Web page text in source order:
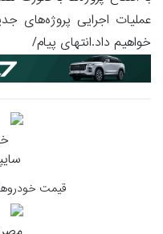
عملیات اجرایی پروژه‌های
خواهیم داد.انتهای پیام/
قیمت